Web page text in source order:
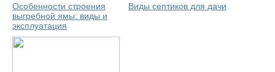
Особенности строения
выгребной ямы: виды и
эксплуатация
Виды септиков для дачи